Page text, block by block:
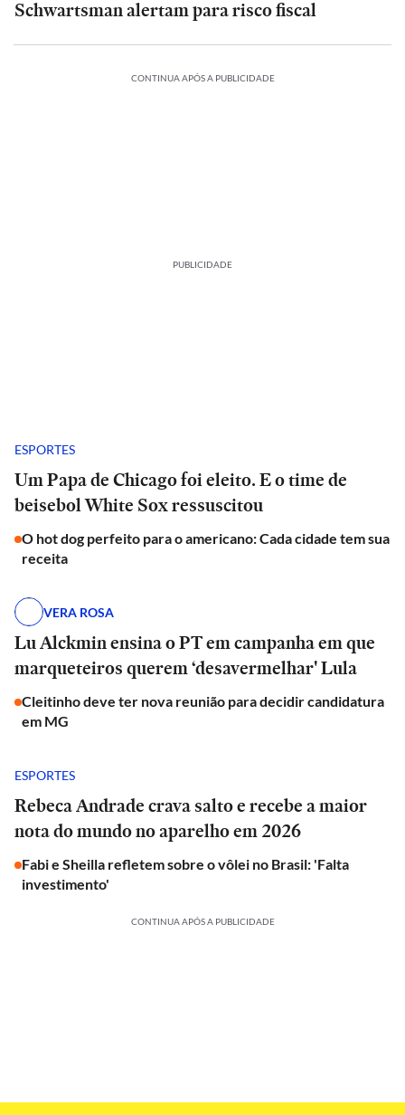
Schwartsman alertam para risco fiscal
CONTINUA APÓS A PUBLICIDADE
PUBLICIDADE
ESPORTES
Um Papa de Chicago foi eleito. E o time de
beisebol White Sox ressuscitou
O hot dog perfeito para o americano: Cada cidade tem sua
receita
VERA ROSA
Lu Alckmin ensina o PT em campanha em que
marqueteiros querem ‘desavermelhar' Lula
Cleitinho deve ter nova reunião para decidir candidatura
em MG
ESPORTES
Rebeca Andrade crava salto e recebe a maior
nota do mundo no aparelho em 2026
Fabi e Sheilla refletem sobre o vôlei no Brasil: 'Falta
investimento'
CONTINUA APÓS A PUBLICIDADE